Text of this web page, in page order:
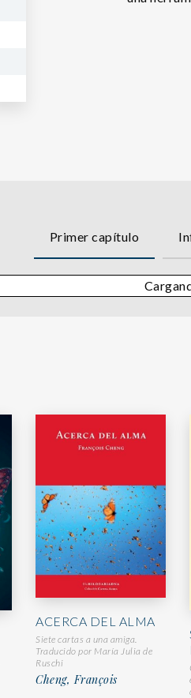
Primer capítulo
ACERCA DEL ALMA
Siete cartas a una amiga.
Traducido por María Julia de
Ruschi
Cheng, François